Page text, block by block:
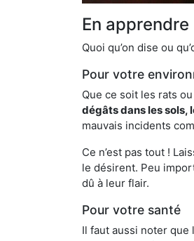
En
Quoi qu’on dise ou
Pour votre
Que ce soit les rats
dégâts dans les sols,
mauvais incidents
Ce n’est pas tout !
le désirent. Peu
dû à leur flair.
Pour votre santé
Il faut aussi noter